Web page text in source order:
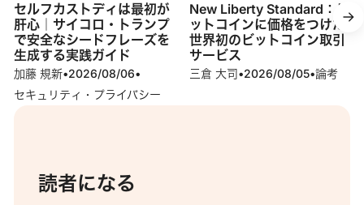
セルフカストディは最初が
肝心｜サイコロ・トランプ
で安全なシードフレーズを
生成する実践ガイド
加藤 規新•2026/08/06•
セキュリティ・プライバシー
New Liberty Standard：ビ
ットコインに価格をつけた
世界初のビットコイン取引
サービス
三倉 大司•2026/08/05•論考
読者になる